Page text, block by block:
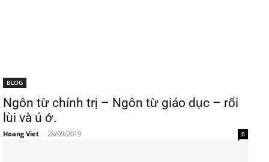
BLOG
Ngôn từ chính trị – Ngôn từ giáo dục – rối
lùi và ú ớ.
Hoang Viet - 28/09/2019 0